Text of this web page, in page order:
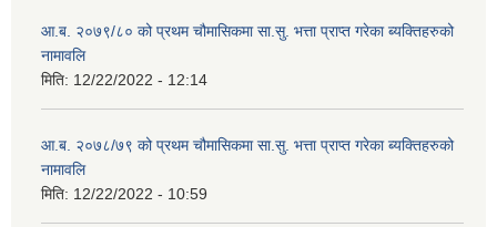
आ.ब. २०७९/८० को प्रथम चौमासिकमा सा.सु. भत्ता प्राप्त गरेका ब्यक्तिहरुको
नामावलि
मिति: 12/22/2022 - 12:14
आ.ब. २०७८/७९ को प्रथम चौमासिकमा सा.सु. भत्ता प्राप्त गरेका ब्यक्तिहरुको
नामावलि
मिति: 12/22/2022 - 10:59